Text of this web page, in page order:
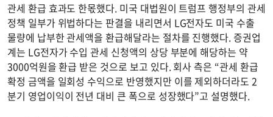
관세 환급 효과도 한몫했다. 미국 대법원이 트럼프 행정부의 관세
정책 일부가 위법하다는 판결을 내리면서 LG전자도 미국 수출
물량에 납부한 관세액을 환급해달라는 절차를 진행했다. 증권업
계는 LG전자가 수입 관세 신청액의 상당 부분에 해당하는 약
3000억원을 환급 받은 것으로 보고 있다. 회사 측은 “관세 환급
확정 금액을 일회성 수익으로 반영했지만 이를 제외하더라도 2
분기 영업이익이 전년 대비 큰 폭으로 성장했다”고 설명했다.